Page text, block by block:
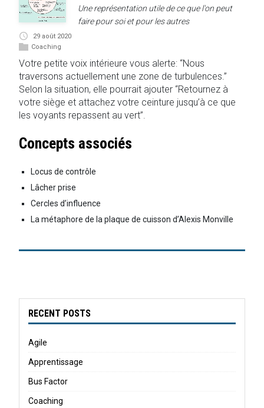
Une représentation utile de ce que l'on peut
faire pour soi et pour les autres
29 août 2020
Coaching
Votre petite voix intérieure vous alerte: “Nous
traversons actuellement une zone de turbulences.”
Selon la situation, elle pourrait ajouter “Retournez à
votre siège et attachez votre ceinture jusqu’à ce que
les voyants repassent au vert”.
Concepts associés
Locus de contrôle
Lâcher prise
Cercles d’influence
La métaphore de la plaque de cuisson d’Alexis Monville
RECENT POSTS
Agile
Apprentissage
Bus Factor
Coaching